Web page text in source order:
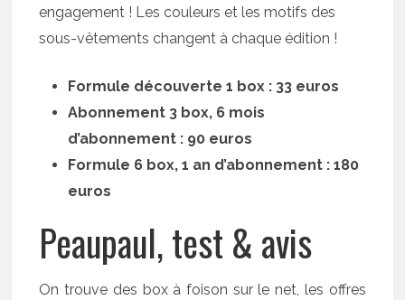
engagement ! Les couleurs et les motifs des
sous-vêtements changent à chaque édition !
Formule découverte 1 box : 33 euros
Abonnement 3 box, 6 mois
d’abonnement : 90 euros
Formule 6 box, 1 an d’abonnement : 180
euros
Peaupaul, test & avis
On trouve des box à foison sur le net, les offres